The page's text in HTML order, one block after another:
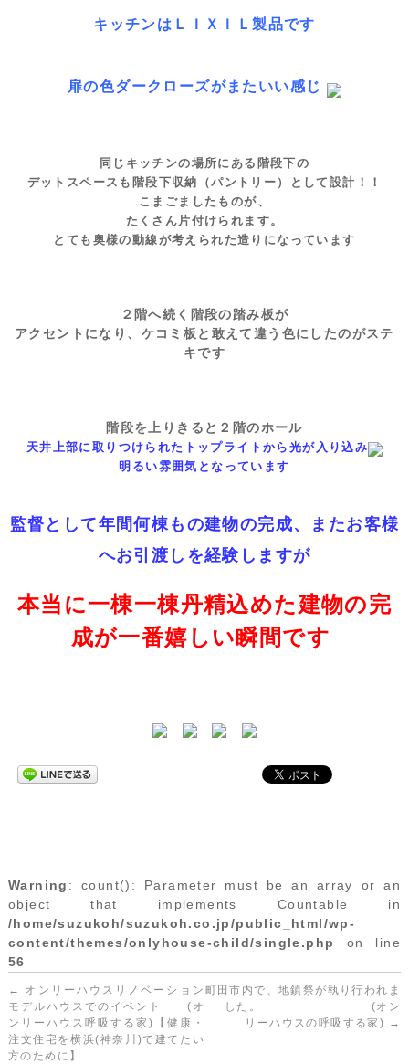
キッチンはＬＩＸＩＬ製品です
扉の色ダークローズがまたいい感じ
同じキッチンの場所にある階段下の
デットスペースも階段下収納（パントリー）として設計！！
こまごましたものが、
たくさん片付けられます。
とても奥様の動線が考えられた造りになっています
２階へ続く階段の踏み板が
アクセントになり、ケコミ板と敢えて違う色にしたのがステ
キです
階段を上りきると２階のホール
天井上部に取りつけられたトップライトから光が入り込み
明るい雰囲気となっています
監督として年間何棟もの建物の完成、またお客様
へお引渡しを経験しますが
本当に一棟一棟丹精込めた建物の完
成が一番嬉しい瞬間です
Warning : count(): Parameter must be an array or an
object that implements Countable in
/home/suzukoh/suzukoh.co.jp/public_html/wp-
content/themes/onlyhouse-child/single.php
on line
56
←
オンリーハウスリノベーション
モデルハウスでのイベント (オ
ンリーハウス呼吸する家)【健康・
注文住宅を横浜(神奈川)で建てたい
方のために】
町田市内で、地鎮祭が執り行われま
した。 (オン
リーハウスの呼吸する家) →